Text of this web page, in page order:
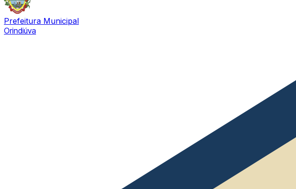
Prefeitura Municipal
Orindiúva